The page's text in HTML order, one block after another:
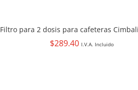
Filtro para 2 dosis para cafeteras
$289.40 I.V.A. Incluido